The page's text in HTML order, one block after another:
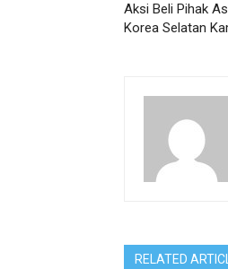
Aksi Beli Pihak
Korea Selatan
RELATED